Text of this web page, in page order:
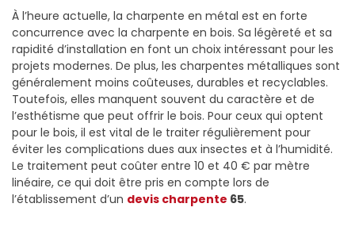
À l’heure actuelle, la charpente en métal est en forte
concurrence avec la charpente en bois. Sa légèreté et sa
rapidité d’installation en font un choix intéressant pour les
projets modernes. De plus, les charpentes métalliques sont
généralement moins coûteuses, durables et recyclables.
Toutefois, elles manquent souvent du caractère et de
l’esthétisme que peut offrir le bois. Pour ceux qui optent
pour le bois, il est vital de le traiter régulièrement pour
éviter les complications dues aux insectes et à l’humidité.
Le traitement peut coûter entre 10 et 40 € par mètre
linéaire, ce qui doit être pris en compte lors de
l’établissement d’un devis charpente 65.